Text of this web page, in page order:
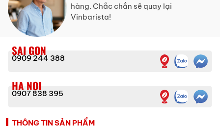
hàng. Chắc chắn sẽ quay lại
Vinbarista!
SAI GON
0909 244 388
HA NOI
0907 838 395
THÔNG TIN SẢN PHẨM